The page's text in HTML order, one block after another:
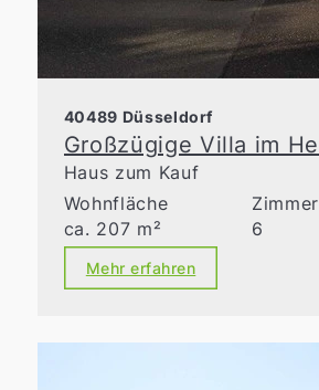
40489 Düsseldorf
Haus zum Kauf
Wohnfläche
ca. 207 m²
Zimmer
6
Mehr erfahren